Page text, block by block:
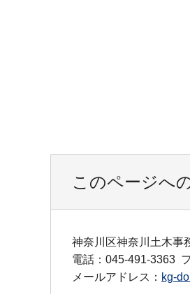
このページへ
神奈川区神奈川土木事
電話：045-491-3363
メールアドレス： kg-